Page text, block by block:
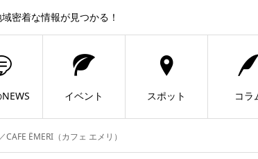
密着な情報が見つかる！
イベント スポット コラ
ËMERI（カフェ エメリ）